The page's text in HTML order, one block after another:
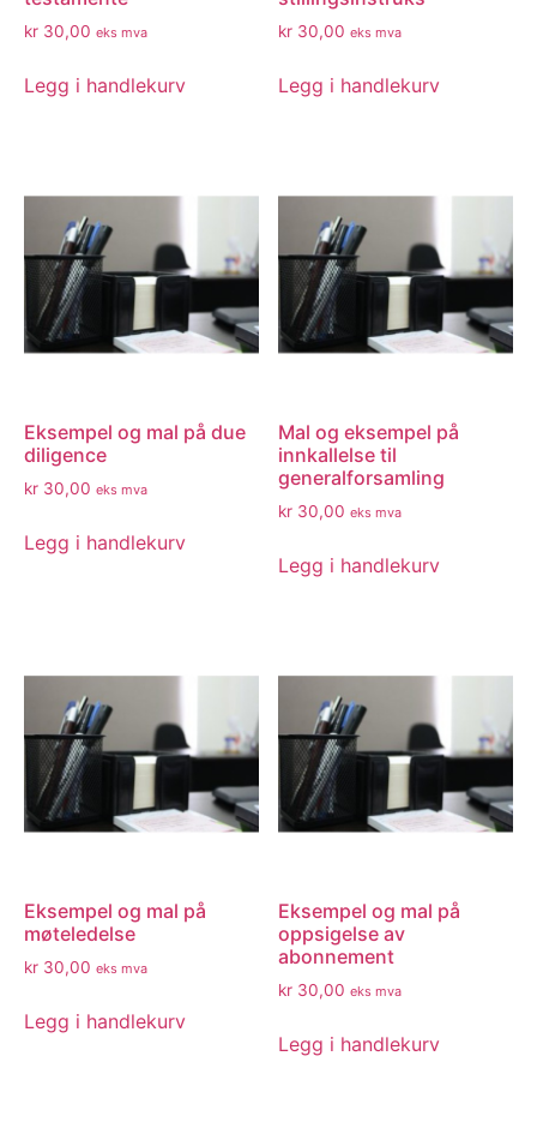
kr 30,00 eks mva
Legg i handlekurv
kr 30,00 eks mva
Legg i handlekurv
Eksempel og mal på due
diligence
kr 30,00 eks mva
Legg i handlekurv
Mal og eksempel på
innkallelse til
generalforsamling
kr 30,00 eks mva
Legg i handlekurv
Eksempel og mal på
møteledelse
kr 30,00 eks mva
Legg i handlekurv
Eksempel og mal på
oppsigelse av
abonnement
kr 30,00 eks mva
Legg i handlekurv